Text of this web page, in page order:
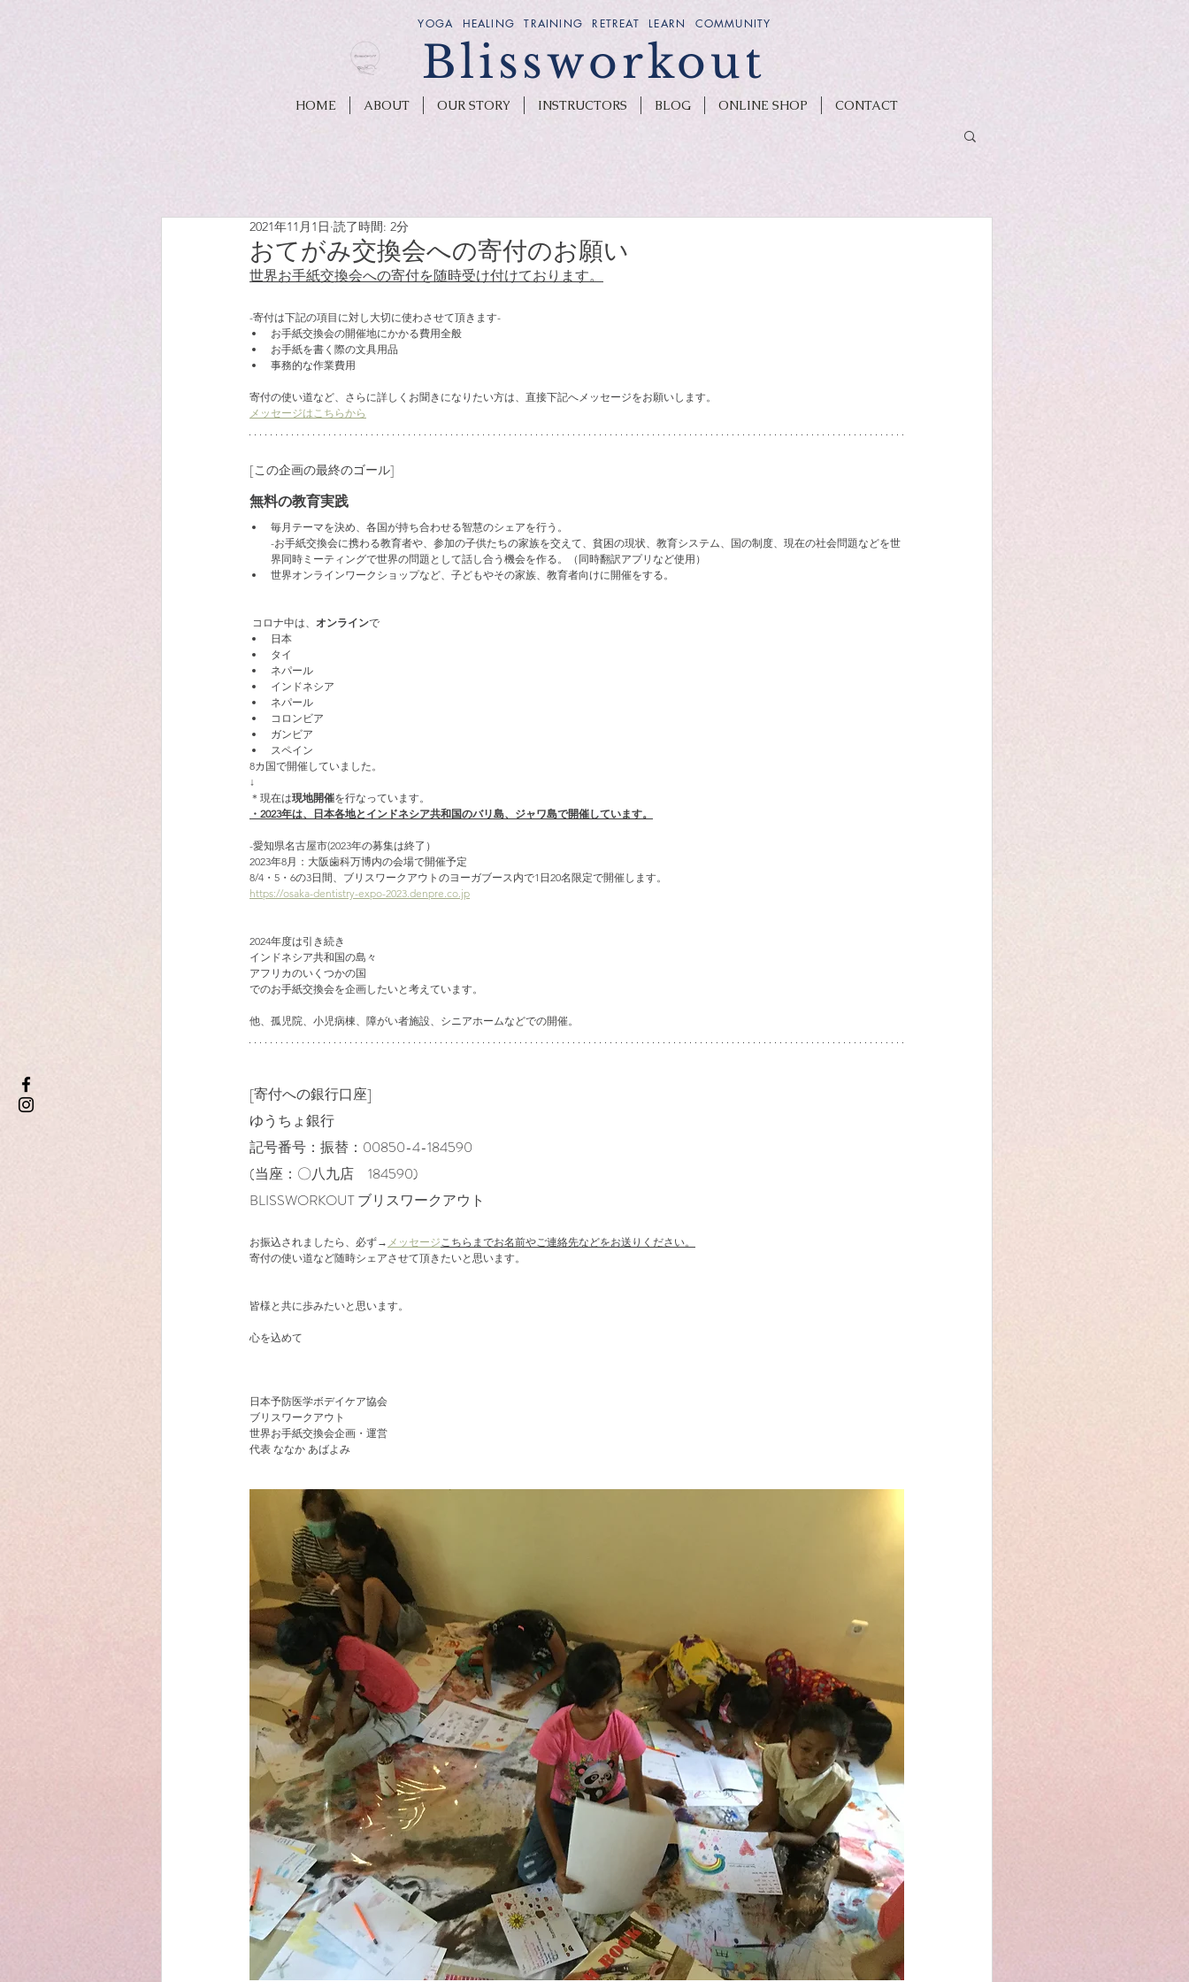
YOGA HEALING TRAINING RETREAT LEARN COMMUNITY
Blissworkout
HOME ABOUT OUR STORY INSTRUCTORS BLOG ONLINE SHOP CONTACT
おてがみ交換会への寄付のお願い
2021年11月1日 読了時間: 2分
世界お手紙交換会への寄付を随時受け付けております。
-寄付は下記の項目に対し大切に使わさせて頂きます-
お手紙交換会の開催地にかかる費用全般
お手紙を書く際の文具用品
事務的な作業費用
寄付の使い道など、さらに詳しくお聞きになりたい方は、直接下記へメッセージをお願いします。
メッセージはこちらから
[この企画の最終のゴール]
無料の教育実践
毎月テーマを決め、各国が持ち合わせる智慧のシェアを行う。
-お手紙交換会に携わる教育者や、参加の子供たちの家族を交えて、貧困の現状、教育システム、国の制度、現在の社会問題などを世
界同時ミーティングで世界の問題として話し合う機会を作る。（同時翻訳アプリなど使用）
世界オンラインワークショップなど、子どもやその家族、教育者向けに開催をする。
コロナ中は、 オンラインで
日本
タイ
ネパール
インドネシア
ネパール
コロンビア
ガンビア
スペイン
8カ国で開催していました。
↓
＊現在は現地開催を行なっています。
・2023年は、日本各地とインドネシア共和国のバリ島、ジャワ島で開催しています。
-愛知県名古屋市(2023年の募集は終了）
2023年8月：大阪歯科万博内の会場で開催予定
8/4・5・6の3日間、ブリスワークアウトのヨーガブース内で1日20名限定で開催します。
https://osaka-dentistry-expo-2023.denpre.co.jp
2024年度は引き続き
インドネシア共和国の島々
アフリカのいくつかの国
でのお手紙交換会を企画したいと考えています。
他、孤児院、小児病棟、障がい者施設、シニアホームなどでの開催。
[寄付への銀行口座]
ゆうちょ銀行
記号番号：振替：00850-4-184590
(当座：〇八九店 184590)
BLISSWORKOUT ブリスワークアウト
お振込されましたら、必ず→ メッセージこちらまでお名前やご連絡先などをお送りください。
寄付の使い道など随時シェアさせて頂きたいと思います。
皆様と共に歩みたいと思います。
心を込めて
日本予防医学ボデイケア協会
ブリスワークアウト
世界お手紙交換会企画・運営
代表 ななか あばよみ